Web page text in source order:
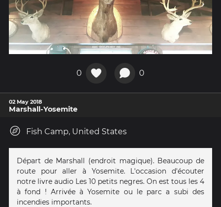
0 0
02 May 2018
Marshall-Yosemite
Fish Camp, United States
Départ de Marshall (endroit magique). Beaucoup de
route pour aller à Yosemite. L'occasion d'écouter
notre livre audio Les 10 petits negres. On est tous les 4
à fond ! Arrivée à Yosemite ou le parc a subi des
incendies importants.